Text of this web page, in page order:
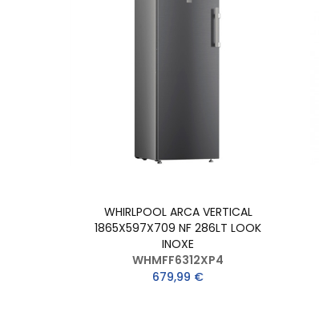
WHIRLPOOL ARCA VERTICAL
1865X597X709 NF 286LT LOOK
INOXE
WHMFF6312XP4
679,99 €